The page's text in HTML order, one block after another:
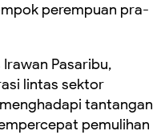
perempuan pra-
Pasaribu,
lintas sektor
tantangan
pemulihan